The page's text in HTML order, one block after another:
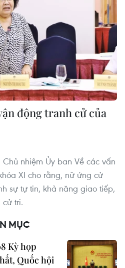
động tranh cử của
nhiệm Ủy ban Về các vấn
XI cho rằng, nữ ứng cử
sự tự tin, khả năng giao tiếp,
tri.
MỤC
Kỳ họp
Quốc hội